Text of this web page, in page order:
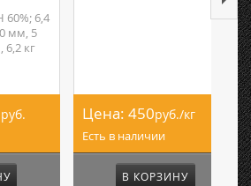
60%; 6,4
мм, 5
6,2 кг
руб. Цена: 450руб./кг
Есть в наличии
В КОРЗИНУ